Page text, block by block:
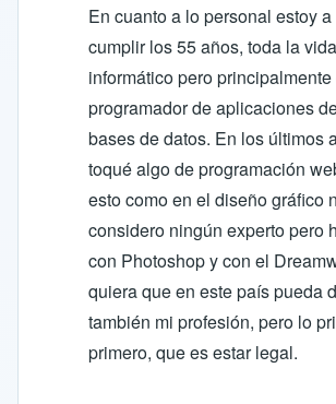
En cuanto a lo personal estoy
cumplir los 55 años, toda la
informático pero
programador de aplicaciones
bases de datos. En los últimos
toqué algo de programación
esto como en el diseño gráfico
considero ningún experto pero
con Photoshop y con el
quiera que en este país pueda
también mi profesión, pero lo
primero, que es estar legal.